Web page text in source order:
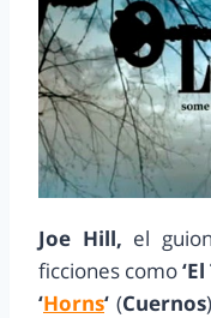
Joe Hill, el
ficciones como
‘Horns‘ (Cuernos